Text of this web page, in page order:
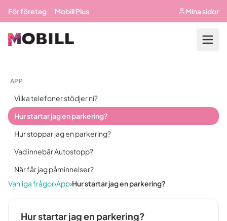
För företag Mobill Plus Mina sidor
APP
Vilka telefoner stödjer ni?
Hur startar jag en parkering?
Hur stoppar jag en parkering?
Vad innebär Autostopp?
När får jag påminnelser?
Vanliga frågor›App›Hur startar jag en parkering?
Hur startar jag en parkering?